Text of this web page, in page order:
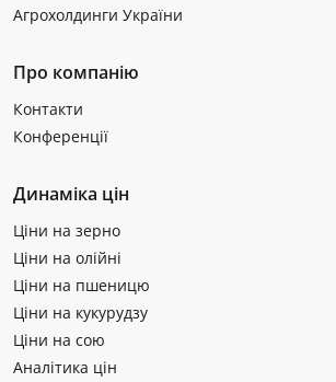
Агрохолдинги України
Про компанію
Контакти
Конференції
Динаміка цін
Ціни на зерно
Ціни на олійні
Ціни на пшеницю
Ціни на кукурудзу
Ціни на сою
Аналітика цін